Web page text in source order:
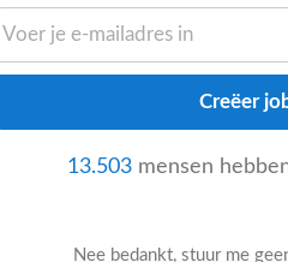
geleden
modellen die helpen bij duurzaam
jij hoe
het kloppend hart vormt
Only
13.503mensen